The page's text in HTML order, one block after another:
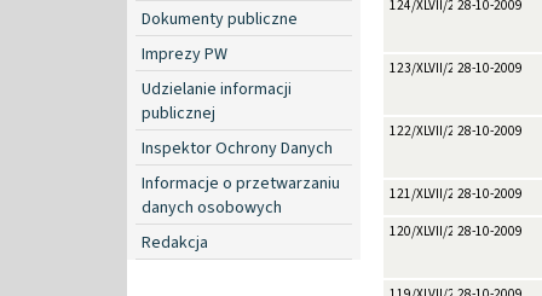
Dokumenty publiczne
Imprezy PW
Udzielanie informacji
publicznej
Inspektor Ochrony Danych
Informacje o przetwarzaniu
danych osobowych
Redakcja
124/XLVII/200928-10-2009
123/XLVII/200928-10-2009
122/XLVII/200928-10-2009
121/XLVII/200928-10-2009
120/XLVII/200928-10-2009